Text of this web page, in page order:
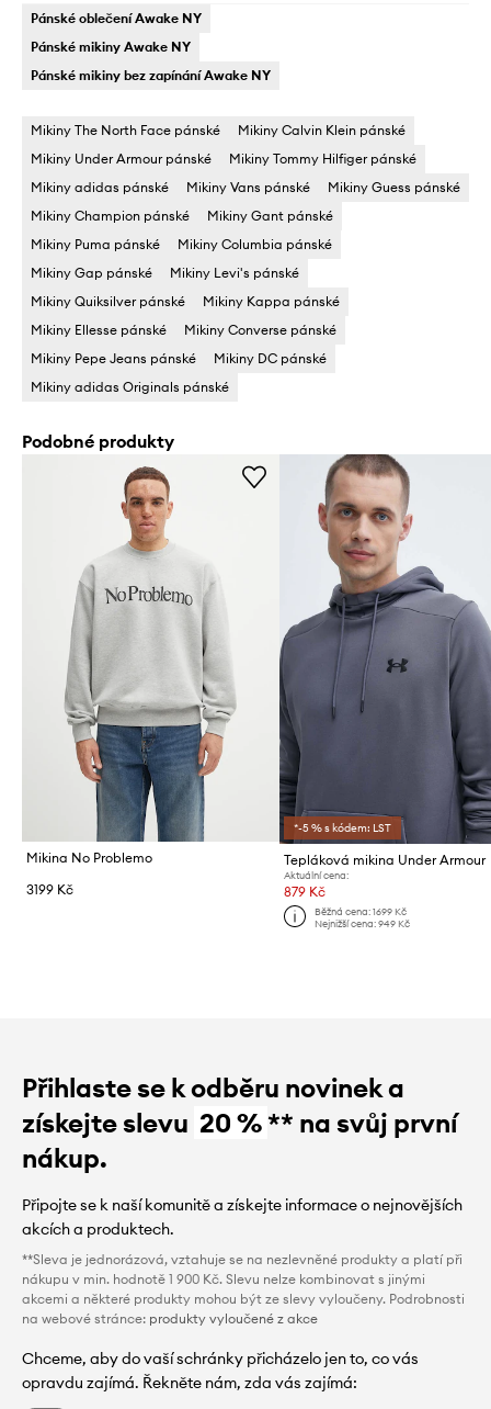
Pánské oblečení Awake NY
Pánské mikiny Awake NY
Pánské mikiny bez zapínání Awake NY
Mikiny The North Face pánské
Mikiny Calvin Klein pánské
Mikiny Under Armour pánské
Mikiny Tommy Hilfiger pánské
Mikiny adidas pánské
Mikiny Vans pánské
Mikiny Guess pánské
Mikiny Champion pánské
Mikiny Gant pánské
Mikiny Puma pánské
Mikiny Columbia pánské
Mikiny Gap pánské
Mikiny Levi's pánské
Mikiny Quiksilver pánské
Mikiny Kappa pánské
Mikiny Ellesse pánské
Mikiny Converse pánské
Mikiny Pepe Jeans pánské
Mikiny DC pánské
Mikiny adidas Originals pánské
Podobné produkty
Mikina No Problemo
3199 Kč
*-5 % s kódem: LST
Tepláková mikina Under Armour
Aktuální cena:
879 Kč
Běžná cena: 1699 Kč
Nejnižší cena: 949 Kč
Přihlaste se k odběru novinek a
získejte slevu 20 %** na svůj první
nákup.
Připojte se k naší komunitě a získejte informace o nejnovějších
akcích a produktech.
**Sleva je jednorázová, vztahuje se na nezlevněné produkty a platí při
nákupu v min. hodnotě 1 900 Kč. Slevu nelze kombinovat s jinými
akcemi a některé produkty mohou být ze slevy vyloučeny. Podrobnosti
na webové stránce: produkty vyloučené z akce
Chceme, aby do vaší schránky přicházelo jen to, co vás
opravdu zajímá. Řekněte nám, zda vás zajímá: